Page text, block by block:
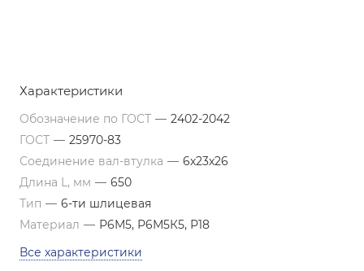
Характеристики
Обозначение по ГОСТ — 2402-2042
ГОСТ — 25970-83
Соединение вал-втулка — 6х23х26
Длина L, мм — 650
Тип — 6-ти шлицевая
Материал — Р6М5, Р6М5К5, Р18
Все характеристики